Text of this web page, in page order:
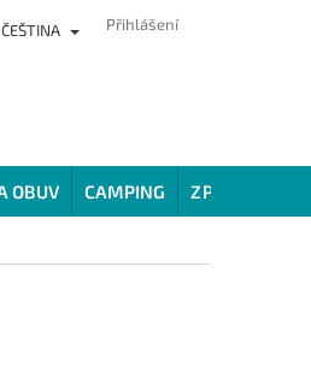
OBCHODU VĚRNOSTNÍ
ČEŠTINA Přihlášení
OBUV CAMPING ZPŮSOBY